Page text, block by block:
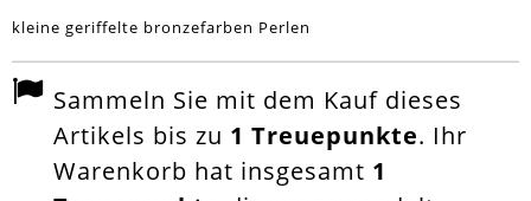
kleine geriffelte bronzefarben Perlen
Sammeln Sie mit dem Kauf dieses
Artikels bis zu 1 Treuepunkte. Ihr
Warenkorb hat insgesamt 1